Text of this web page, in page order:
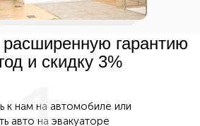
расширенную гарантию
и скидку 3%
к нам на автомобиле или
авто на эвакуаторе